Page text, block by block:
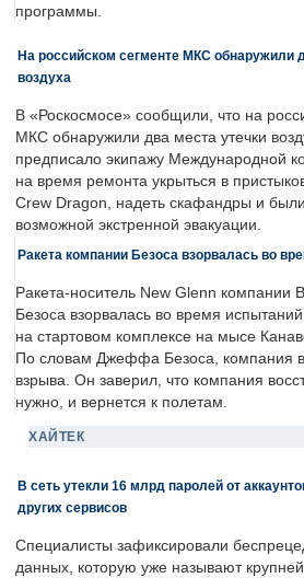
программы.
На российском сегменте МКС обнаружили
воздуха
В «Роскосмосе» сообщили, что на
МКС обнаружили два места утечки
предписало экипажу Международной
на время ремонта укрыться в
Crew Dragon, надеть скафандры и
возможной экстренной эвакуации.
Ракета компании Безоса взорвалась во
Ракета-носитель New Glenn
Безоса взорвалась во время
на стартовом комплексе на мысе
По словам Джеффа Безоса, компания
взрыва. Он заверил, что компания
нужно, и вернется к полетам.
ХАЙТЕК
В сеть утекли 16 млрд паролей от
других сервисов
Специалисты зафиксировали
данных, которую уже называют